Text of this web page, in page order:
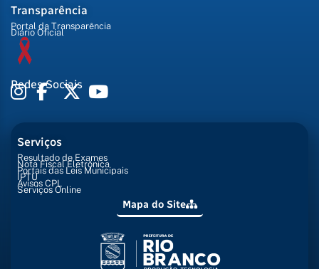
Transparência
Portal da Transparência
Diário Oficial
Redes Sociais
Serviços
Resultado de Exames
Nota Fiscal Eletrônica
Portais das Leis Municipais
IPTU
Avisos CPL
Serviços Online
Mapa do Site